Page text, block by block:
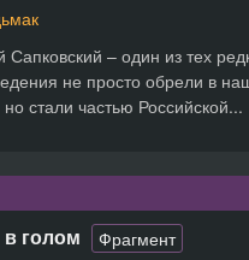
Сапковский – один из тех
не просто обрели в
но стали частью Российской...
голом
Фрагмент